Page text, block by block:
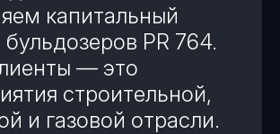
капитальный
PR 764.
— это
строительной,
и газовой отрасли.